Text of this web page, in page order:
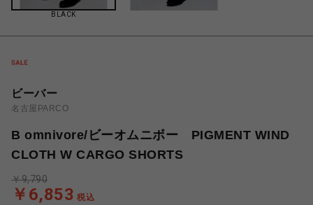
BLACK
ビーバー
名古屋PARCO
B omnivore/ビーオムニボー PIGMENT WIND
CLOTH W CARGO SHORTS
￥6,853 税込
￥9,790